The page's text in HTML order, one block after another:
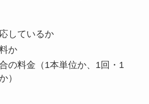
しているか
か
の料金（1本単位か、1回・1
）